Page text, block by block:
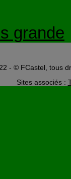
grande
- © FCastel, tous
Sites associés :